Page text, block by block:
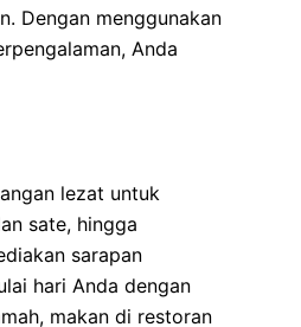
Dengan menggunakan
Anda
lezat untuk
sate, hingga
sarapan
hari Anda dengan
makan di restoran